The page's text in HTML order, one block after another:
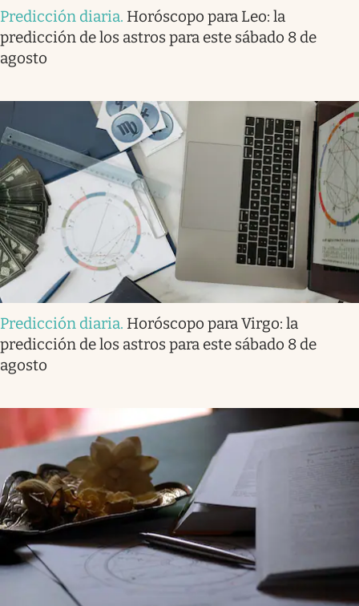
Predicción diaria. Horóscopo para Leo: la
predicción de los astros para este sábado 8 de
agosto
Predicción diaria. Horóscopo para Virgo: la
predicción de los astros para este sábado 8 de
agosto